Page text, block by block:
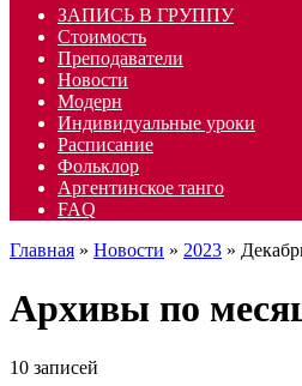
ЗАПИСЬ В ГРУППУ
Стоимость
Преподаватели
Новости
Модерн
Индивидуальные уроки
Расписание
Фольклор
Аргентинское танго
FAQ
Главная » Новости » 2023 »
Архивы по
10 записей